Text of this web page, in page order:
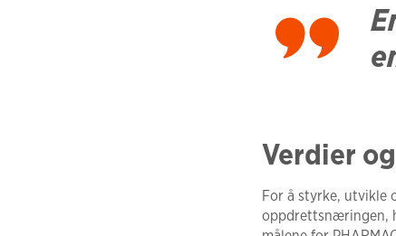
Verdier
For å styrke, utvikle
oppdrettsnæringen,